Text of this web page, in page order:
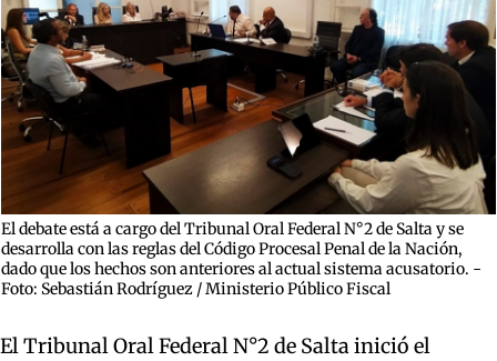
El debate está a cargo del Tribunal Oral Federal N°2 de Salta y se
desarrolla con las reglas del Código Procesal Penal de la Nación,
dado que los hechos son anteriores al actual sistema acusatorio. -
Foto: Sebastián Rodríguez / Ministerio Público Fiscal
El Tribunal Oral Federal N°2 de Salta inició el